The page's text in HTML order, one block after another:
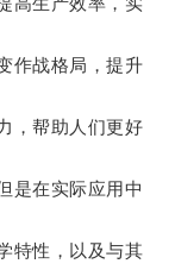
战格局，提升
帮助人们更好
在实际应用中
性，以及与其